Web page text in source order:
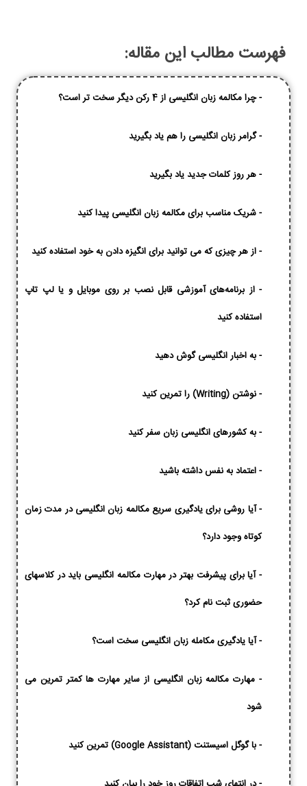
فهرست مطالب این مقاله:
-چرا مکالمه زبان انگلیسی از 4 رکن دیگر سخت تر است؟
-گرامر زبان انگلیسی را هم یاد بگیرید
-هر روز کلمات جدید یاد بگیرید
-شریک مناسب برای مکالمه زبان انگلیسی پیدا کنید
-از هر چیزی که می توانید برای انگیزه دادن به خود استفاده کنید
-از برنامه‌های آموزشی قابل نصب بر روی موبایل و یا لپ تاپ
استفاده کنید
-به اخبار انگلیسی گوش دهید
-نوشتن (Writing) را تمرین کنید
-به کشورهای انگلیسی زبان سفر کنید
-اعتماد به نفس داشته باشید
-آیا روشی برای یادگیری سریع مکالمه زبان انگلیسی در مدت زمان
کوتاه وجود دارد؟
-آیا برای پیشرفت بهتر در مهارت مکالمه انگلیسی باید در کلاسهای
حضوری ثبت نام کرد؟
-آیا یادگیری مکامله زبان انگلیسی سخت است؟
- مهارت مکالمه زبان انگلیسی از سایر مهارت ها کمتر تمرین می
شود
-با گوگل اسیستنت (Google Assistant) تمرین کنید